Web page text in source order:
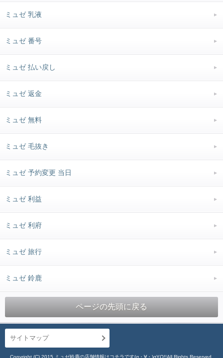
ミュゼ 乳液
ミュゼ 番号
ミュゼ 払い戻し
ミュゼ 返金
ミュゼ 無料
ミュゼ 毛抜き
ミュゼ 予約変更 当日
ミュゼ 利益
ミュゼ 利府
ミュゼ 旅行
ミュゼ 鈴鹿
ページの先頭に戻る
サイトマップ
Copyright (C) 2015 ミュゼ鈴鹿の店舗情報はコチラです(σ・∀・)σYO!!All Rights Reserved.